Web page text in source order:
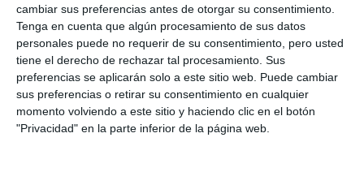
cambiar sus preferencias antes de otorgar su consentimiento.
Tenga en cuenta que algún procesamiento de sus datos
personales puede no requerir de su consentimiento, pero usted
tiene el derecho de rechazar tal procesamiento. Sus
preferencias se aplicarán solo a este sitio web. Puede cambiar
sus preferencias o retirar su consentimiento en cualquier
momento volviendo a este sitio y haciendo clic en el botón
"Privacidad" en la parte inferior de la página web.